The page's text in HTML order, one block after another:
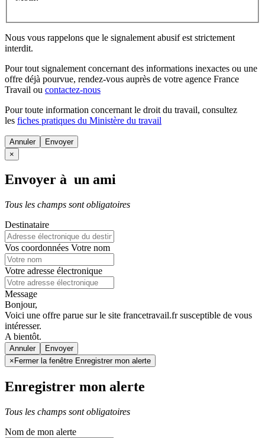
Nous vous rappelons que le signalement abusif est strictement
interdit.
Pour tout signalement concernant des informations inexactes ou une
offre déjà pourvue, rendez-vous auprès de votre agence France
Travail ou contactez-nous
Pour toute information concernant le droit du travail, consultez
les fiches pratiques du Ministère du travail
Annuler
×
Envoyer à un ami
Tous les champs sont obligatoires
Destinataire
Vos coordonnées Votre nom
Votre adresse électronique
Message
Bonjour,
Voici une offre parue sur le site francetravail.fr susceptible de vous
intéresser.
A bientôt.
Annuler
× Fermer la fenêtre Enregistrer mon alerte
Enregistrer mon alerte
Tous les champs sont obligatoires
Nom de mon alerte